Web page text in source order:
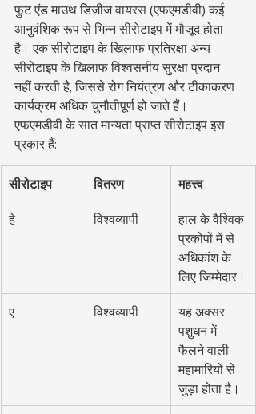
फुट एंड माउथ डिजीज वायरस (एफएमडीवी) कई
आनुवंशिक रूप से भिन्न सीरोटाइप में मौजूद होता
है। एक सीरोटाइप के खिलाफ प्रतिरक्षा अन्य
सीरोटाइप के खिलाफ विश्वसनीय सुरक्षा प्रदान
नहीं करती है, जिससे रोग नियंत्रण और टीकाकरण
कार्यक्रम अधिक चुनौतीपूर्ण हो जाते हैं।
एफएमडीवी के सात मान्यता प्राप्त सीरोटाइप इस
प्रकार हैं:
सीरोटाइप वितरण महत्त्व
हे विश्वव्यापी
हाल के वैश्विक
प्रकोपों में से
अधिकांश के
लिए जिम्मेदार।
ए विश्वव्यापी
यह अक्सर
पशुधन में
फैलने वाली
महामारियों से
जुड़ा होता है।